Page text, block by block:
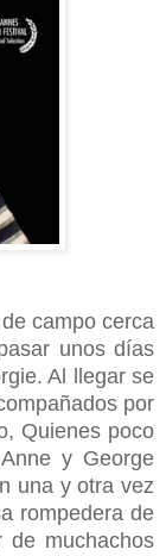
campo cerca
unos días
Al llegar se
por
Quienes poco
y George
una y otra vez
rompedera de
de muchachos